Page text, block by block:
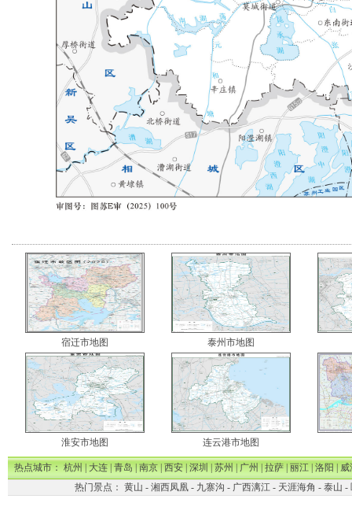
宿迁市地图 泰州市地图
淮安市地图 连云港市地图
热点城市：杭州|大连|青岛|南京|西安|深圳|苏州|广州|拉萨|丽江|洛阳|威
热门景点： 黄山 - 湘西凤凰- 九寨沟 - 广西漓江- 天涯海角 - 泰山 -